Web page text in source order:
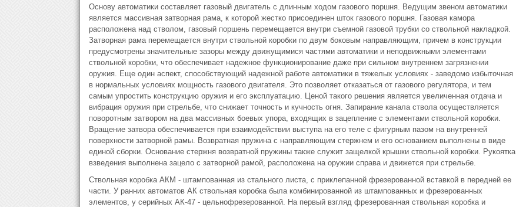
Основу автоматики составляет газовый двигатель с длинным ходом газового поршня. Ведущим звеном автоматики
является массивная затворная рама, к которой жестко присоединен шток газового поршня. Газовая камора
расположена над стволом, газовый поршень перемещается внутри съемной газовой трубки со ствольной накладкой.
Затворная рама перемещается внутри ствольной коробки по двум боковым направляющим, причем в конструкции
предусмотрены значительные зазоры между движущимися частями автоматики и неподвижными элементами
ствольной коробки, что обеспечивает надежное функционирование даже при сильном внутреннем загрязнении
оружия. Еще один аспект, способствующий надежной работе автоматики в тяжелых условиях - заведомо избыточная
в нормальных условиях мощность газового двигателя. Это позволяет отказаться от газового регулятора, и тем
самым упростить конструкцию оружия и его эксплуатацию. Ценой такого решения является увеличенная отдача и
вибрация оружия при стрельбе, что снижает точность и кучность огня. Запирание канала ствола осуществляется
поворотным затвором на два массивных боевых упора, входящих в зацепление с элементами ствольной коробки.
Вращение затвора обеспечивается при взаимодействии выступа на его теле с фигурным пазом на внутренней
поверхности затворной рамы. Возвратная пружина с направляющим стержнем и его основанием выполнены в виде
единой сборки. Основание стержня возвратной пружины также служит защелкой крышки ствольной коробки. Рукоятка
взведения выполнена зацело с затворной рамой, расположена на оружии справа и движется при стрельбе.
Ствольная коробка АКМ - штампованная из стального листа, с приклепанной фрезерованной вставкой в передней ее
части. У ранних автоматов АК ствольная коробка была комбинированной из штампованных и фрезерованных
элементов, у серийных АК-47 - цельнофрезерованной. На первый взгляд фрезерованная ствольная коробка и